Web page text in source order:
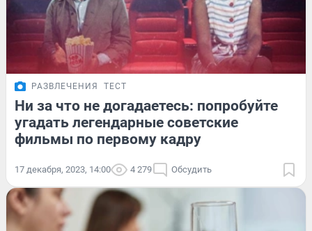
РАЗВЛЕЧЕНИЯ ТЕСТ
Ни за что не догадаетесь: попробуйте
угадать легендарные советские
фильмы по первому кадру
17 декабря, 2023, 14:00 4 279 Обсудить